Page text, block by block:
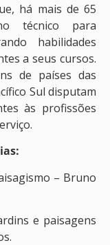
há mais de 65
técnico para
habilidades
a seus cursos.
de países das
Sul disputam
às profissões
– Bruno
e paisagens